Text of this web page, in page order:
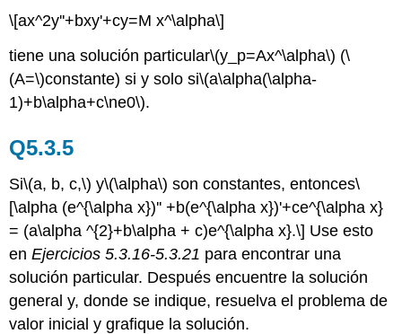
\[ax^2y''+bxy'+cy=M x^\alpha\]
tiene una solución particular\(y_p=Ax^\alpha\) (\
(A=\)constante) si y solo si\(a\alpha(\alpha-
1)+b\alpha+c\ne0\).
Q5.3.5
Si\(a, b, c,\) y\(\alpha\) son constantes, entonces\
[\alpha (e^{\alpha x})'' +b(e^{\alpha x})'+ce^{\alpha x}
= (a\alpha ^{2}+b\alpha + c)e^{\alpha x}.\] Use esto
enEjercicios 5.3.16-5.3.21 para encontrar una
solución particular. Después encuentre la solución
general y, donde se indique, resuelva el problema de
valor inicial y grafique la solución.